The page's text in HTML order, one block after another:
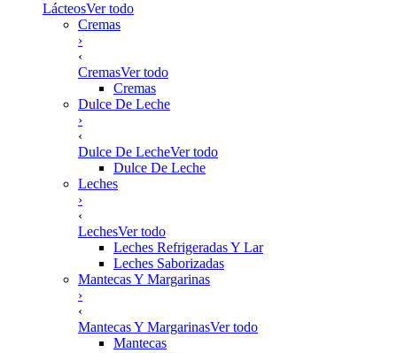
LácteosVer todo
Cremas
›
‹
CremasVer todo
Cremas
Dulce De Leche
›
‹
Dulce De LecheVer todo
Dulce De Leche
Leches
›
‹
LechesVer todo
Leches Refrigeradas Y Lar
Leches Saborizadas
Mantecas Y Margarinas
›
‹
Mantecas Y MargarinasVer todo
Mantecas